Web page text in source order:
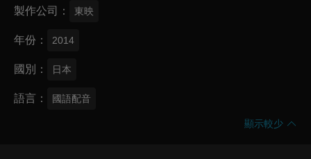
製作公司 東映
年份 2014
國別 日本
語言 國語配音
顯示較少